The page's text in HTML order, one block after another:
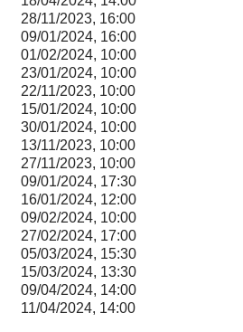
28/11/2023, 16:00
09/01/2024, 16:00
01/02/2024, 10:00
23/01/2024, 10:00
22/11/2023, 10:00
15/01/2024, 10:00
30/01/2024, 10:00
13/11/2023, 10:00
27/11/2023, 10:00
09/01/2024, 17:30
16/01/2024, 12:00
09/02/2024, 10:00
27/02/2024, 17:00
05/03/2024, 15:30
15/03/2024, 13:30
09/04/2024, 14:00
11/04/2024, 14:00